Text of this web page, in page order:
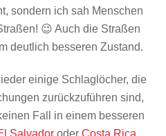
sondern ich sah Menschen
😉 Auch die Straßen
deutlich besseren Zustand.
einige Schlaglöcher, die
zurückzuführen sind,
Fall in einem besseren